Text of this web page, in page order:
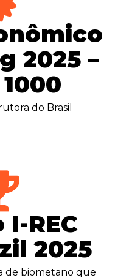
2025 –
do Brasil
REC
2025
de biometano que